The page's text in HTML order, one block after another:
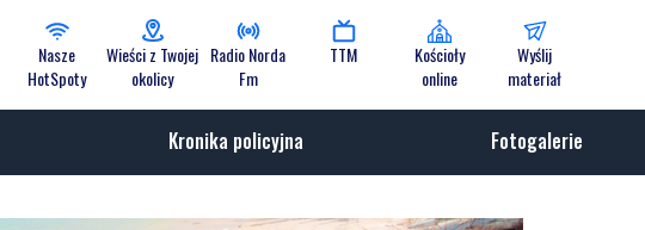
Nasze
HotSpoty
Wieści z Twojej
okolicy
Radio Norda
Fm
TTM
Kościoły
online
Wyślij
materiał
Kronika policyjna Fotogalerie